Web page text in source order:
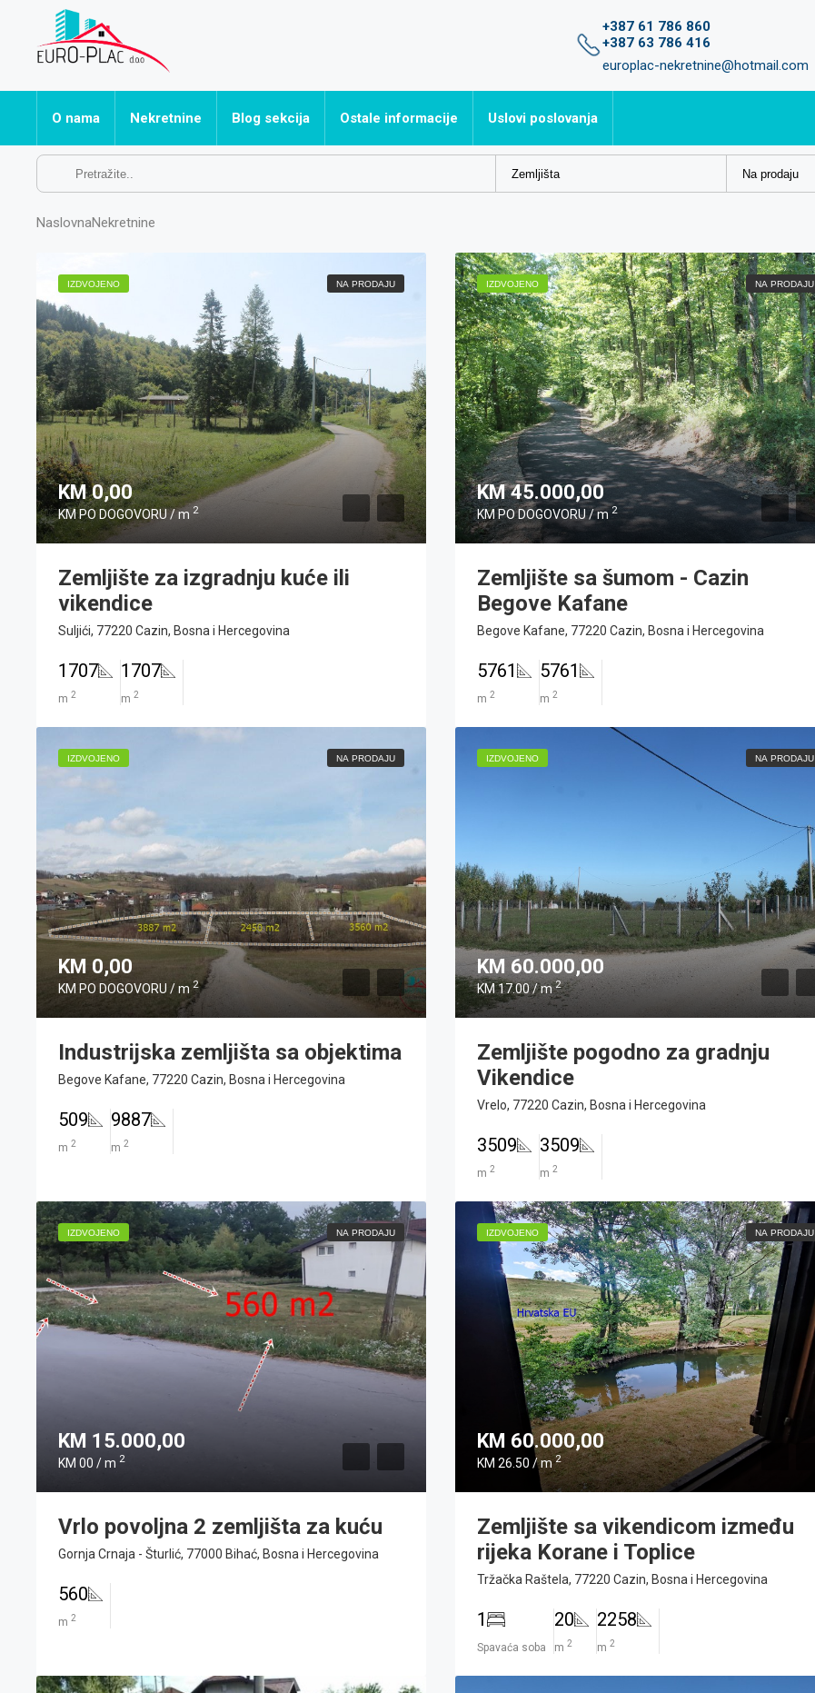
+387 61 786 860
+387 63 786 416
europlac-nekretnine@hotmail.com
O nama Nekretnine
Sve nekretnine
Apartmani
Hoteli
Poslovni prostori
Stanovi
Vikendice
Vile
Zemljišta
Lista želja
Blog sekcija Ostale informacije
Često postavljena pitanja
Uslovi poslovanja
NaslovnaNekretnine
IZDVOJENO NA PRODAJU
KM 0,00
KM PO DOGOVORU / m 2
Zemljište za izgradnju kuće ili
vikendice
Suljići, 77220 Cazin, Bosna i Hercegovina
1707
m 2
1707
m 2
IZDVOJENO NA PRODAJU
KM 45.000,00
KM PO DOGOVORU / m 2
Zemljište sa šumom - Cazin
Begove Kafane
Begove Kafane, 77220 Cazin, Bosna i Hercegovina
5761
m 2
5761
m 2
IZDVOJENO NA PRODAJU
KM 0,00
KM PO DOGOVORU / m 2
Industrijska zemljišta sa objektima
Begove Kafane, 77220 Cazin, Bosna i Hercegovina
509
m 2
9887
m 2
IZDVOJENO NA PRODAJU
KM 60.000,00
KM 17.00 / m2
Zemljište pogodno za gradnju
Vikendice
Vrelo, 77220 Cazin, Bosna i Hercegovina
3509
m 2
3509
m 2
IZDVOJENO NA PRODAJU
KM 15.000,00
KM 00 / m 2
Vrlo povoljna 2 zemljišta za kuću
Gornja Crnaja - Šturlić, 77000 Bihać, Bosna i Hercegovina
560
m 2
IZDVOJENO NA PRODAJU
KM 60.000,00
KM 26.50 / m2
Zemljište sa vikendicom između
rijeka Korane i Toplice
Tržačka Raštela, 77220 Cazin, Bosna i Hercegovina
1
Spavaća soba
20
m 2
2258
m 2